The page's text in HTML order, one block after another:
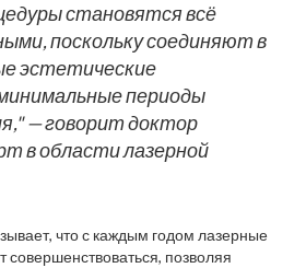
стать препятствием для
рекомендуется обсудить все
с врачом перед тем, как
что 87% женщин, прошедших
отметили заметное улучшение
побочных эффектов.
становятся всё
поскольку соединяют в
эстетические
периоды
— говорит доктор
в области лазерной
что с каждым годом лазерные
позволяя